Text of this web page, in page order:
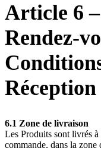
Article 6
Rendez-
Réception
6.1 Zone de livraison
Les Produits sont livrés
commande, dans la